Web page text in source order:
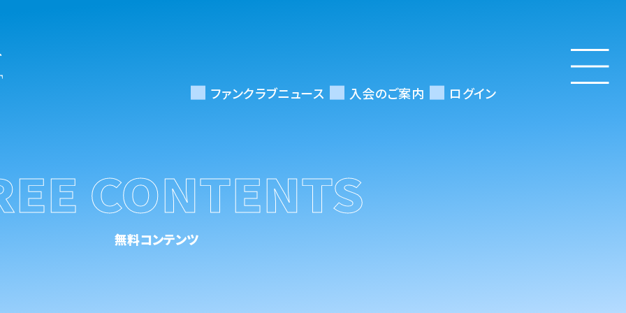
ファンクラブニュース 入会のご案内 ログイン
CONTENTS
無料コンテンツ